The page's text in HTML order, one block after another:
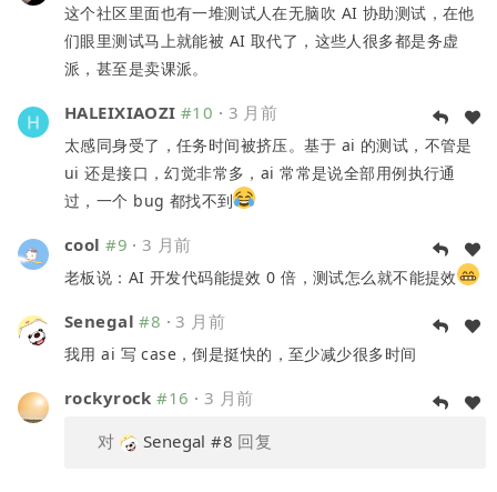
这个社区里面也有一堆测试人在无脑吹 AI 协助测试，在他
们眼里测试马上就能被 AI 取代了，这些人很多都是务虚
派，甚至是卖课派。
HALEIXIAOZI #10 · 3 月前
太感同身受了，任务时间被挤压。基于 ai 的测试，不管是
ui 还是接口，幻觉非常多，ai 常常是说全部用例执行通
过，一个 bug 都找不到
cool #9 · 3 月前
老板说：AI 开发代码能提效 0 倍，测试怎么就不能提效
Senegal #8 · 3 月前
我用 ai 写 case，倒是挺快的，至少减少很多时间
rockyrock #16 · 3 月前
对
Senegal #8 回复